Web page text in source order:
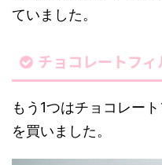
ていました。
チョコレートフ
もう1つはチョコレー
を買いました。